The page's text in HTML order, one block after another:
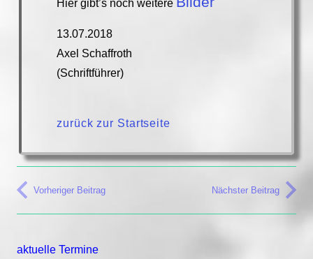
Hier gibt’s noch weitere
13.07.2018
Axel Schaffroth
(Schriftführer)
zurück zur Startseite
Vorheriger Beitrag Nächster Beitrag
aktuelle Termine